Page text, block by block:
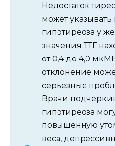
Недостаток
может указывать
гипотиреоза у
значения ТТГ
от 0,4 до 4,0
отклонение
серьезные
Врачи
гипотиреоза
повышенную
веса,